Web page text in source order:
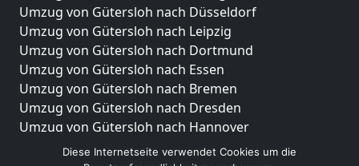
Umzug von Gütersloh nach Düsseldorf
Umzug von Gütersloh nach Leipzig
Umzug von Gütersloh nach Dortmund
Umzug von Gütersloh nach Essen
Umzug von Gütersloh nach Bremen
Umzug von Gütersloh nach Dresden
Umzug von Gütersloh nach Hannover
Umzug von Gütersloh nach Nürnberg
Diese Internetseite verwendet Cookies um die